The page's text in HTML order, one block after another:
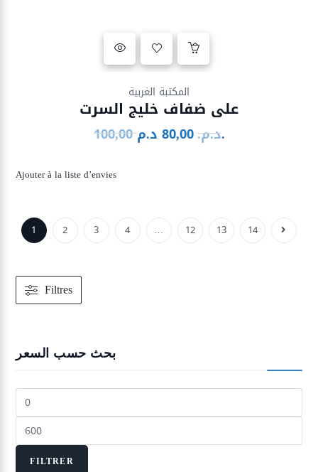
المكتبة الغربية
على ضفاف خليج السرت
100,00 د.م.
Le
80,00 د.م.Le
Ajouter à la liste d’envies
1 2 3 4 … 12 13 14
Filtres
بحث حسب السعر
Prix
min
Prix
max
FILTRER